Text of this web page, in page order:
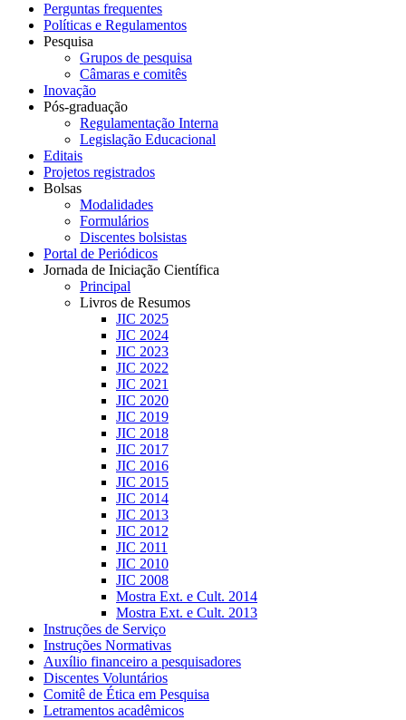
Perguntas frequentes
Políticas e Regulamentos
Pesquisa
Grupos de pesquisa
Câmaras e comitês
Inovação
Pós-graduação
Regulamentação Interna
Legislação Educacional
Editais
Projetos registrados
Bolsas
Modalidades
Formulários
Discentes bolsistas
Portal de Periódicos
Jornada de Iniciação Científica
Principal
Livros de Resumos
JIC 2025
JIC 2024
JIC 2023
JIC 2022
JIC 2021
JIC 2020
JIC 2019
JIC 2018
JIC 2017
JIC 2016
JIC 2015
JIC 2014
JIC 2013
JIC 2012
JIC 2011
JIC 2010
JIC 2008
Mostra Ext. e Cult. 2014
Mostra Ext. e Cult. 2013
Instruções de Serviço
Instruções Normativas
Auxílio financeiro a pesquisadores
Discentes Voluntários
Comitê de Ética em Pesquisa
Letramentos acadêmicos